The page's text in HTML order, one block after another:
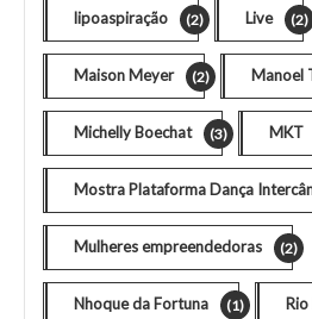
lipoaspiração (2) Live (2)
Maison Meyer (2) Manoel
Michelly Boechat (3) MKT
Mostra Plataforma Dança
Mulheres empreendedoras (2)
Nhoque da Fortuna (1)